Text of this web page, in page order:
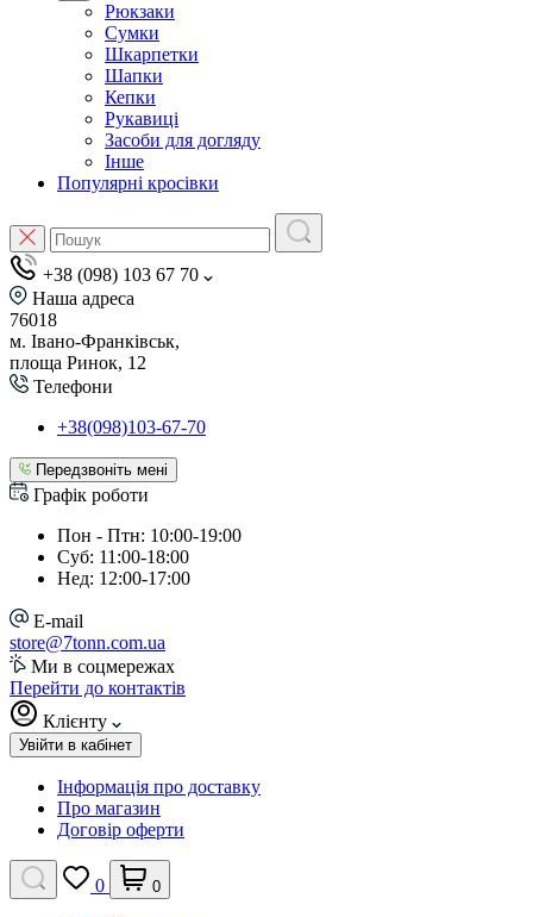
Рюкзаки
Сумки
Шкарпетки
Шапки
Кепки
Рукавиці
Засоби для догляду
Інше
Популярні кросівки
+38 (098) 103 67 70
Наша адреса
76018
м. Івано-Франківськ,
площа Ринок, 12
Телефони
+38(098)103-67-70
Передзвоніть мені
Графік роботи
Пон - Птн: 10:00-19:00
Суб: 11:00-18:00
Нед: 12:00-17:00
E-mail
store@7tonn.com.ua
Ми в соцмережах
Перейти до контактів
Клієнту
Увійти в кабінет
Інформація про доставку
Про магазин
Договір оферти
0 0